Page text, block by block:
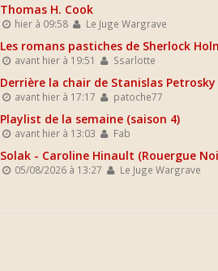
Thomas H. Cook
hier à 09:58 Le Juge Wargrave
Les romans pastiches de Sherlock
avant hier à 19:51 Ssarlotte
Derrière la chair de Stanislas Petrosky
avant hier à 17:17 patoche77
Playlist de la semaine (saison 4)
avant hier à 13:03 Fab
Solak - Caroline Hinault (Rouergue
05/08/2026 à 13:27 Le Juge Wargrave